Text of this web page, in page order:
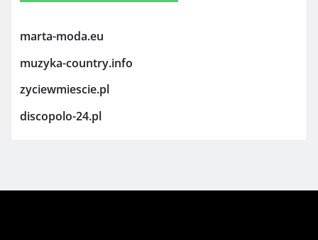
marta-moda.eu
muzyka-country.info
zyciewmiescie.pl
discopolo-24.pl